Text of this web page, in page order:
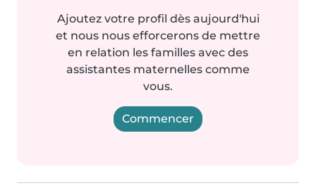
Ajoutez votre profil dès aujourd'hui
et nous nous efforcerons de mettre
en relation les familles avec des
assistantes maternelles comme
vous.
Commencer